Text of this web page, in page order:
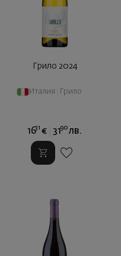
Грило 2024
Италия Грило
1631 € 3190 лв.